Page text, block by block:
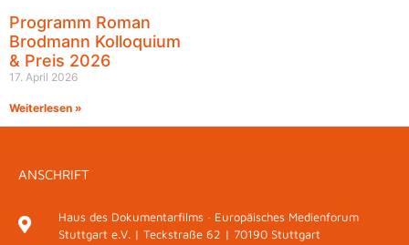
Programm Roman
Brodmann Kolloquium
& Preis 2026
17. April 2026
Weiterlesen »
ANSCHRIFT
Haus des Dokumentarfilms · Europäisches Medienforum
Stuttgart e.V. | Teckstraße 62 | 70190 Stuttgart